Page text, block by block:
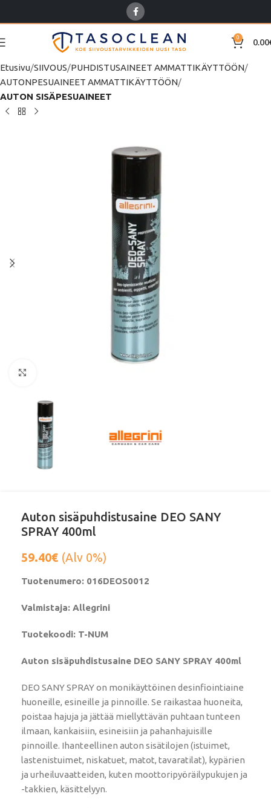
0 0.00
Etusivu SIIVOUS PUHDISTUSAINEET AMMATTIKÄYTTÖÖN
AUTONPESUAINEET AMMATTIKÄYTTÖÖN
AUTON SISÄPESUAINEET
Auton sisäpuhdistusaine DEO SANY
SPRAY 400ml
59.40€ (Alv 0%)
Tuotenumero: 016DEOS0012
Valmistaja: Allegrini
Tuotekoodi: T-NUM
Auton sisäpuhdistusaine DEO SANY SPRAY 400ml
DEO SANY SPRAY on monikäyttöinen desinfiointiaine
huoneille, esineille ja pinnoille. Se raikastaa huoneita,
poistaa hajuja ja jättää miellyttävän puhtaan tunteen
ilmaan, kankaisiin, esineisiin ja pahanhajuisille
pinnoille. Ihanteellinen auton sisätilojen (istuimet,
lastenistuimet, niskatuet, matot, tavaratilat), kypärien
ja urheiluvaatteiden, kuten moottoripyöräilypukujen ja
-takkien, käsittelyyn.